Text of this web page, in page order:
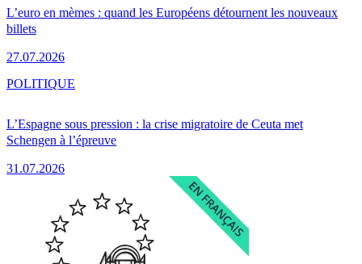
L’euro en mèmes : quand les Européens détournent les nouveaux
billets
27.07.2026
L’Espagne sous pression : la crise migratoire de Ceuta met
Schengen à l’épreuve
31.07.2026
POLITIQUE